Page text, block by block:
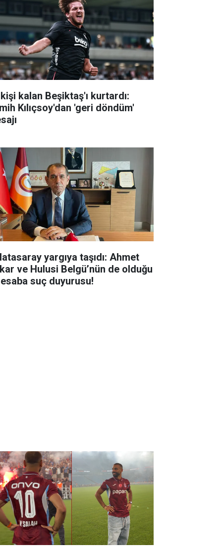
kalan Beşiktaş'ı kurtardı:
Kılıçsoy'dan 'geri döndüm'
yargıya taşıdı: Ahmet
ve Hulusi Belgü’nün de olduğu
suç duyurusu!